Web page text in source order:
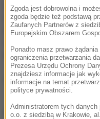
Od najmłodszych lat
Często brała udział w
inicjatywach -
konkursach młodych
Podziel się:
Avril Lavigne,
Zgoda jest dobrowolna i
zgoda będzie też podstawą
Zaufanych Partnerów z
Europejskim Obszarem
Ponadto masz prawo
ograniczenia przetwarzania
Prezesa Urzędu Ochrony
znajdziesz informacje jak
informacje na temat
polityce prywatności.
Administratorem tych
o.o. z siedzibą w Krakowie,